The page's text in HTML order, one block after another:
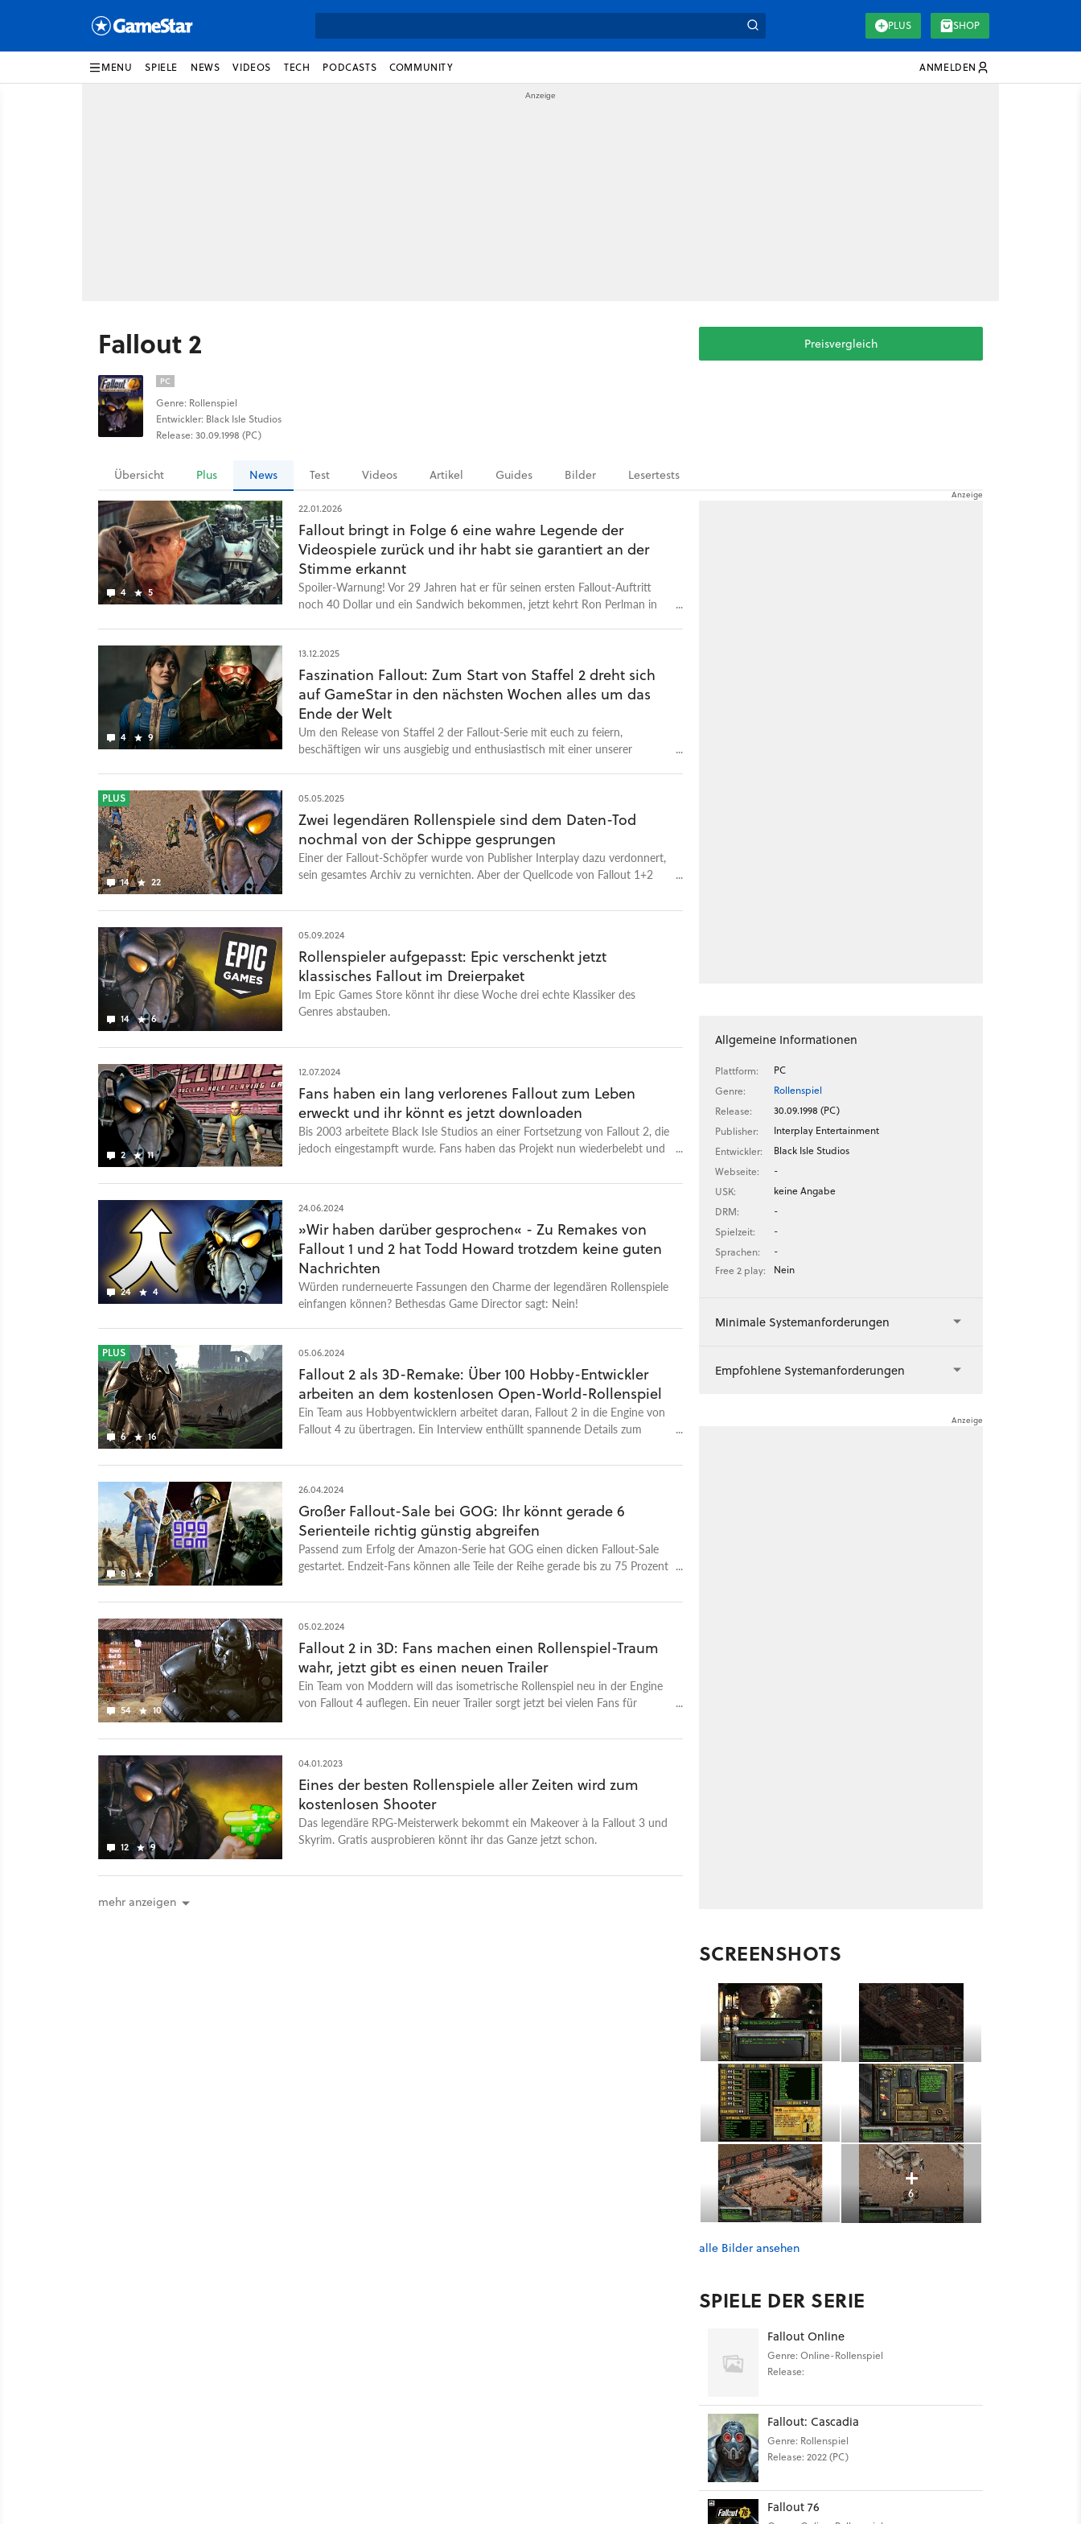
PLUS SHOP
MENU SPIELE NEWS VIDEOS TECH PODCASTS COMMUNITY ANMELDEN
Fallout 2
PC
Genre: Rollenspiel
Entwickler: Black Isle Studios
Release: 30.09.1998 (PC)
Preisvergleich
Übersicht Plus News Test Videos Artikel Guides Bilder Lesertests
4 5
22.01.2026
Fallout bringt in Folge 6 eine wahre Legende der
Videospiele zurück und ihr habt sie garantiert an der
Stimme erkannt
Spoiler-Warnung! Vor 29 Jahren hat er für seinen ersten Fallout-Auftritt
noch 40 Dollar und ein Sandwich bekommen, jetzt kehrt Ron Perlman in
4 9
13.12.2025
Faszination Fallout: Zum Start von Staffel 2 dreht sich
auf GameStar in den nächsten Wochen alles um das
Ende der Welt
Um den Release von Staffel 2 der Fallout-Serie mit euch zu feiern,
beschäftigen wir uns ausgiebig und enthusiastisch mit einer unserer
14 22
PLUS 05.05.2025
Zwei legendären Rollenspiele sind dem Daten-Tod
nochmal von der Schippe gesprungen
Einer der Fallout-Schöpfer wurde von Publisher Interplay dazu verdonnert,
sein gesamtes Archiv zu vernichten. Aber der Quellcode von Fallout 1+2
14 6
05.09.2024
Rollenspieler aufgepasst: Epic verschenkt jetzt
klassisches Fallout im Dreierpaket
Im Epic Games Store könnt ihr diese Woche drei echte Klassiker des
Genres abstauben.
2 11
12.07.2024
Fans haben ein lang verlorenes Fallout zum Leben
erweckt und ihr könnt es jetzt downloaden
Bis 2003 arbeitete Black Isle Studios an einer Fortsetzung von Fallout 2, die
jedoch eingestampft wurde. Fans haben das Projekt nun wiederbelebt und
24 4
24.06.2024
»Wir haben darüber gesprochen« - Zu Remakes von
Fallout 1 und 2 hat Todd Howard trotzdem keine guten
Nachrichten
Würden runderneuerte Fassungen den Charme der legendären Rollenspiele
einfangen können? Bethesdas Game Director sagt: Nein!
6 16
PLUS 05.06.2024
Fallout 2 als 3D-Remake: Über 100 Hobby-Entwickler
arbeiten an dem kostenlosen Open-World-Rollenspiel
Ein Team aus Hobbyentwicklern arbeitet daran, Fallout 2 in die Engine von
Fallout 4 zu übertragen. Ein Interview enthüllt spannende Details zum
8 6
26.04.2024
Großer Fallout-Sale bei GOG: Ihr könnt gerade 6
Serienteile richtig günstig abgreifen
Passend zum Erfolg der Amazon-Serie hat GOG einen dicken Fallout-Sale
gestartet. Endzeit-Fans können alle Teile der Reihe gerade bis zu 75 Prozent
54 10
05.02.2024
Fallout 2 in 3D: Fans machen einen Rollenspiel-Traum
wahr, jetzt gibt es einen neuen Trailer
Ein Team von Moddern will das isometrische Rollenspiel neu in der Engine
von Fallout 4 auflegen. Ein neuer Trailer sorgt jetzt bei vielen Fans für
12 9
04.01.2023
Eines der besten Rollenspiele aller Zeiten wird zum
kostenlosen Shooter
Das legendäre RPG-Meisterwerk bekommt ein Makeover à la Fallout 3 und
Skyrim. Gratis ausprobieren könnt ihr das Ganze jetzt schon.
mehr anzeigen
Allgemeine Informationen
Plattform:
PC
Genre:
Rollenspiel
Release:
30.09.1998 (PC)
Publisher:
Interplay Entertainment
Entwickler:
Black Isle Studios
Webseite:
-
USK:
keine Angabe
DRM:
-
Spielzeit:
-
Sprachen:
-
Free 2 play:
Nein
Minimale Systemanforderungen
Empfohlene Systemanforderungen
SCREENSHOTS
6
alle Bilder ansehen
SPIELE DER SERIE
Fallout Online
Genre: Online-Rollenspiel
Release:
Fallout: Cascadia
Genre: Rollenspiel
Release: 2022 (PC)
Fallout 76